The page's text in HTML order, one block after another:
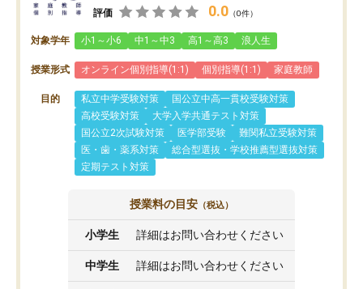
評価 0.0 （0件）
対象学年 小1～小6 中1～中3 高1～高3 浪人生
授業形式 オンライン個別指導(1:1) 個別指導(1:1) 家庭教師
目的 私立中学受験対策
国公立中高一貫校受験対策
高校受験対策
大学入学共通テスト対策
国公立2次試験対策
医学部受験
難関私立受験対策
医・歯・薬系対策
総合型選抜・学校推薦型選抜対策
定期テスト対策
授業料の目安 （税込）
小学生 詳細はお問い合わせください
中学生 詳細はお問い合わせください